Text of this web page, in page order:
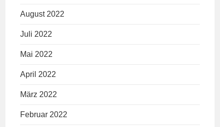
August 2022
Juli 2022
Mai 2022
April 2022
März 2022
Februar 2022